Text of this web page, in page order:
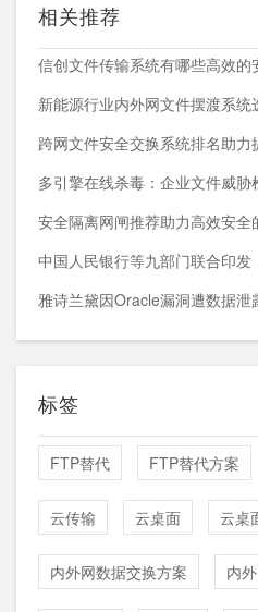
相关推荐
信创文件传输系统有哪些高效的
跨网文件安全交换系统排名助
多引擎在线杀毒：企业文件威胁
安全隔离网闸推荐助力高效安全
雅诗兰黛因Oracle漏洞遭数据泄
标签
FTP替代 FTP替代方案
云传输 云桌面 云桌
内外网数据交换方案 内